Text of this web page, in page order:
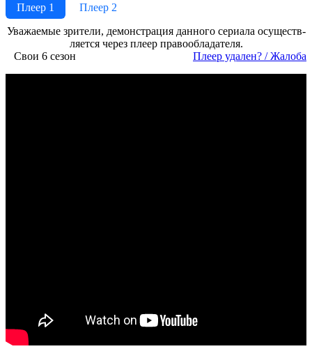
Плеер 1
Плеер 2
Ува­жае­мые зри­те­ли, де­мон­ст­ра­ция дан­но­го се­риа­ла осу­ще­ст­в­
ля­ет­ся че­рез пле­ер пра­во­об­ла­да­те­ля.
Свои 6 сезон
Пле­ер уда­лен? / Жа­ло­ба